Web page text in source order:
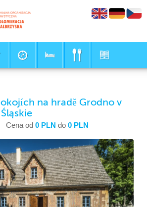
na hradě Grodno v
Cena od0 PLN do0 PLN